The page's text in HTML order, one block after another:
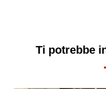
Ti potrebbe